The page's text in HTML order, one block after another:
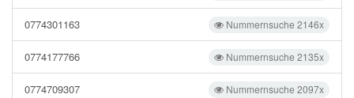
Nummernsuche 2146x
0774301163
Nummernsuche 2135x
0774177766
Nummernsuche 2097x
0774709307